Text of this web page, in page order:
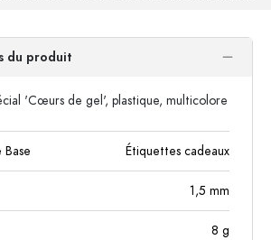
du produit
'Cœurs de gel', plastique, multicolore
Étiquettes cadeaux
1,5 mm
8 g